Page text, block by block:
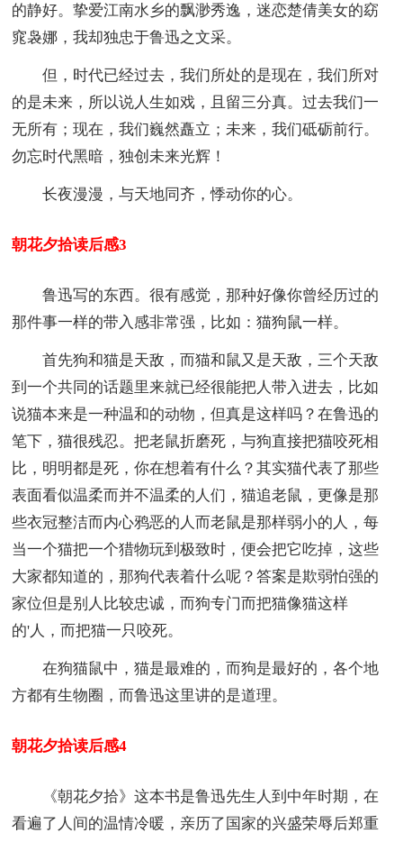
的静好。挚爱江南水乡的飘渺秀逸，迷恋楚倩美女的窈
窕袅娜，我却独忠于鲁迅之文采。
但，时代已经过去，我们所处的是现在，我们所对
的是未来，所以说人生如戏，且留三分真。过去我们一
无所有；现在，我们巍然矗立；未来，我们砥砺前行。
勿忘时代黑暗，独创未来光辉！
长夜漫漫，与天地同齐，悸动你的心。
朝花夕拾读后感3
鲁迅写的东西。很有感觉，那种好像你曾经历过的
那件事一样的带入感非常强，比如：猫狗鼠一样。
首先狗和猫是天敌，而猫和鼠又是天敌，三个天敌
到一个共同的话题里来就已经很能把人带入进去，比如
说猫本来是一种温和的动物，但真是这样吗？在鲁迅的
笔下，猫很残忍。把老鼠折磨死，与狗直接把猫咬死相
比，明明都是死，你在想着有什么？其实猫代表了那些
表面看似温柔而并不温柔的人们，猫追老鼠，更像是那
些衣冠整洁而内心鸦恶的人而老鼠是那样弱小的人，每
当一个猫把一个猎物玩到极致时，便会把它吃掉，这些
大家都知道的，那狗代表着什么呢？答案是欺弱怕强的
家位但是别人比较忠诚，而狗专门而把猫像猫这样
的'人，而把猫一只咬死。
在狗猫鼠中，猫是最难的，而狗是最好的，各个地
方都有生物圈，而鲁迅这里讲的是道理。
朝花夕拾读后感4
《朝花夕拾》这本书是鲁迅先生人到中年时期，在
看遍了人间的温情冷暖，亲历了国家的兴盛荣辱后郑重